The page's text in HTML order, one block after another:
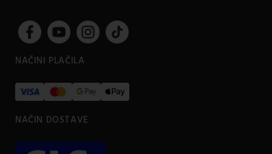
NAČINI PLAČILA
NAČIN DOSTAVE